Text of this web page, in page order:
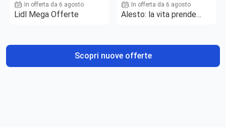
In offerta da 6 agosto
Lidl Mega Offerte
In offerta da 6 agosto
Alesto: la vita prende
Scopri nuove offerte